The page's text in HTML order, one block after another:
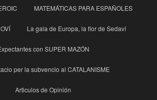
MATEMÁTICAS PARA ESPAÑOLES
La gala de Europa, la flor de Sedaví
con SUPER MAZÓN
per la subvencio al CATALANISME
Articulos de Opinión